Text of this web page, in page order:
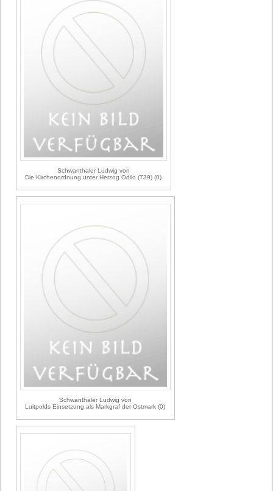
Schwanthaler Ludwig von
Die Kirchenordnung unter Herzog Odilo (739) (0)
Schwanthaler Ludwig von
Luitpolds Einsetzung als Markgraf der Ostmark (0)